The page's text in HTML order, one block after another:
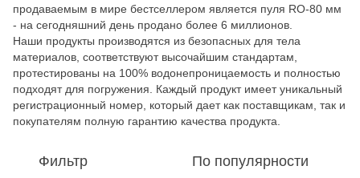
продаваемым в мире бестселлером является пуля RO-80 мм
- на сегодняшний день продано более 6 миллионов.
Наши продукты производятся из безопасных для тела
материалов, соответствуют высочайшим стандартам,
протестированы на 100% водонепроницаемость и полностью
подходят для погружения. Каждый продукт имеет уникальный
регистрационный номер, который дает как поставщикам, так и
покупателям полную гарантию качества продукта.
Фильтр По популярности